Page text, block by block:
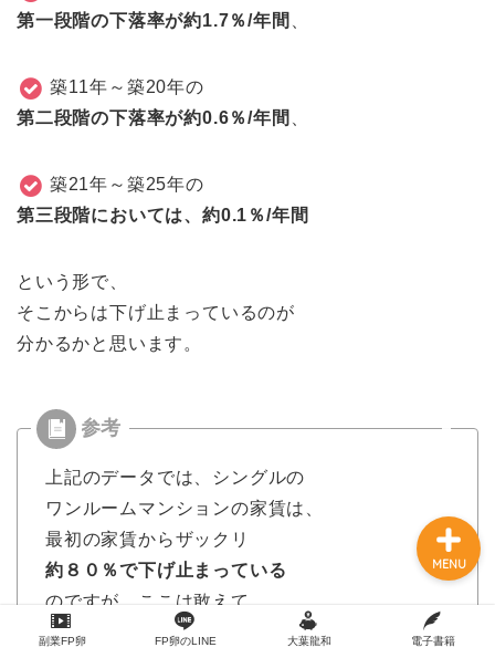
第一段階の下落率が約1.7％/年間
築11年～築20年の
第二段階の下落率が約0.6％/年間
築21年～築25年の
第三段階においては、約0.1％/年間
という形で、
そこからは下げ止まっているのが
分かるかと思います。
上記のデータでは、シングルの
ワンルームマンションの家賃は、
最初の家賃からザックリ
約８０％で下げ止まっている
のですが、ここは敢えて、
約７０％まで積極的に下がる
副業FP卵 FP卵のLINE 大葉龍和 電子書籍
MENU
【副業FP卵】体験講義動画